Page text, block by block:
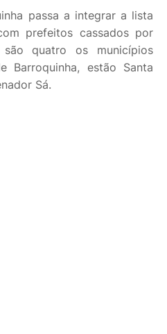
passa a integrar a lista
prefeitos cassados por
quatro os municípios
Barroquinha, estão Santa
Sá.